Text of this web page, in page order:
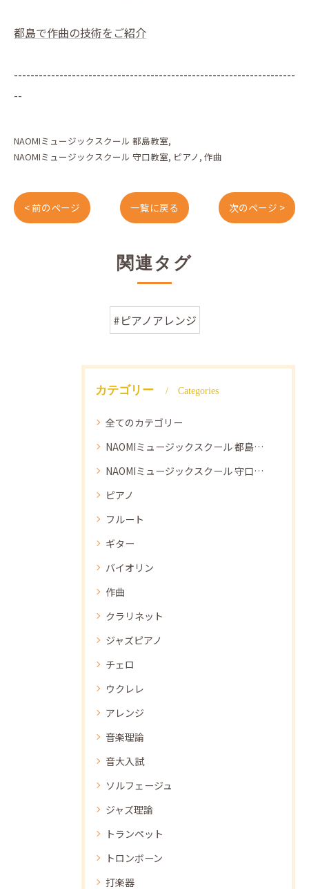
都島で作曲の技術をご紹介
--------------------------------------------------------------------
--
NAOMIミュージックスクール 都島教室
NAOMIミュージックスクール 守口教室 ピアノ 作曲
< 前のページ 一覧に戻る 次のページ >
関連タグ
#ピアノアレンジ
カテゴリー Categories
全てのカテゴリー
NAOMIミュージックスクール 都島教室
NAOMIミュージックスクール 守口教室
ピアノ
フルート
ギター
バイオリン
作曲
クラリネット
ジャズピアノ
チェロ
ウクレレ
アレンジ
音楽理論
音大入試
ソルフェージュ
ジャズ理論
トランペット
トロンボーン
打楽器